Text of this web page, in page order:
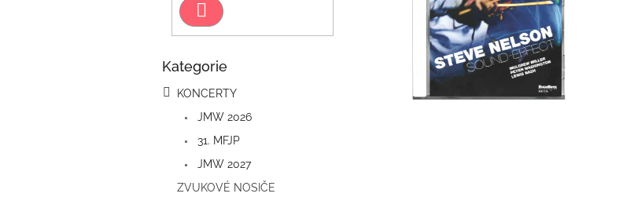
Hledat
Přeskočit
Kategorie
KONCERTY
JMW 2026
31. MFJP
JMW 2027
ZVUKOVÉ NOSIČE